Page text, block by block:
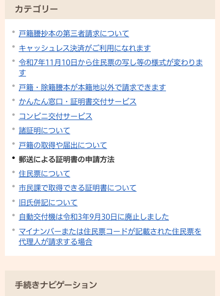
カテゴリー
戸籍謄抄本の第三者請求について
キャッシュレス決済がご利用になれます
令和7年11月10日から住民票の写し等の様式が変わりま
す
戸籍・除籍謄本が本籍地以外で請求できます
かんたん窓口・証明書交付サービス
コンビニ交付サービス
諸証明について
戸籍の取得や届出について
郵送による証明書の申請方法
住民票について
市民課で取得できる証明書について
旧氏併記について
自動交付機は令和3年9月30日に廃止しました
マイナンバーまたは住民票コードが記載された住民票を
代理人が請求する場合
手続きナビゲーション